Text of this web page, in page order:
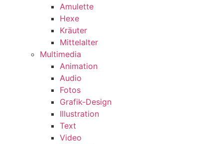
Amulette
Hexe
Kräuter
Mittelalter
Multimedia
Animation
Audio
Fotos
Grafik-Design
Illustration
Text
Video